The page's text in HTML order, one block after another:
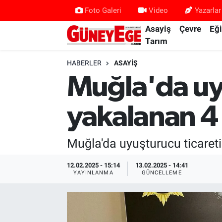
Foto Galeri Video Yazarlar
Asayiş Çevre
Tarım
HABERLER ASAYIŞ
Muğla'da
yakalanan 4
Muğla'da uyuşturucu ticareti
12.02.2025 - 15:14
YAYINLANMA
13.02.2025 - 14:41
GÜNCELLEME
Kültür Sanat
İstanbul Hava Durumu
İstanbul Trafik Yoğunluk Haritası
Süper Lig Puan Durumu ve Fikstür
Tüm Manşetler
Son Dakika Haberleri
Haber Arşivi